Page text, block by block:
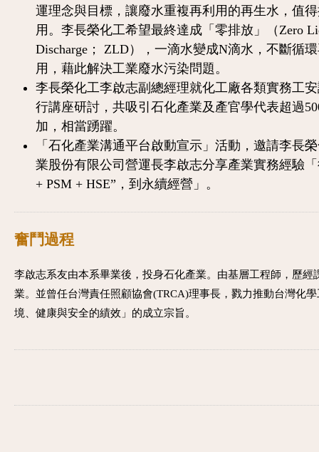
運理念與目標，讓廢水重複再利用的再生水，值
用。李長榮化工希望最終達成「零排放」（Zero
Discharge； ZLD），一滴水變成N滴水，不斷循
用，藉此解決工業廢水污染問題。
李長榮化工李啟志副總經理就化工廠各類實務工
行講座研討，共吸引石化產業及產官學代表超過
加，相當踴躍。
「石化產業溝通平台啟動宣示」活動，邀請李長
業股份有限公司營運長李啟志分享產業實務經驗「
+ PSM + HSE”，到永續經營」。
奮鬥過程
李啟志系友由本系畢業後，投身石化產業。 由基層工程師 ， 歷經
業。並曾任台灣責任照顧協會(TRCA)理事長， 戮力推動台灣化
境、健康與安全的績效」的成立宗旨。